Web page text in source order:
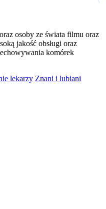
administratorami
Informacje na
cookies i przetwarzania
.
osoby ze świata filmu oraz
jakość obsługi oraz
komórek
lekarzy Znani i lubiani